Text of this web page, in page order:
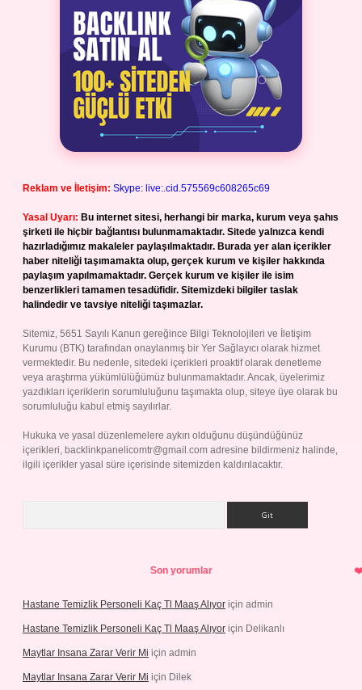
Reklam ve İletişim: Skype: live:.cid.575569c608265c69
Yasal Uyarı: Bu internet sitesi, herhangi bir marka, kurum veya şahıs
şirketi ile hiçbir bağlantısı bulunmamaktadır. Sitede yalnızca kendi
hazırladığımız makaleler paylaşılmaktadır. Burada yer alan içerikler
haber niteliği taşımamakta olup, gerçek kurum ve kişiler hakkında
paylaşım yapılmamaktadır. Gerçek kurum ve kişiler ile isim
benzerlikleri tamamen tesadüfidir. Sitemizdeki bilgiler taslak
halindedir ve tavsiye niteliği taşımazlar.
Sitemiz, 5651 Sayılı Kanun gereğince Bilgi Teknolojileri ve İletişim
Kurumu (BTK) tarafından onaylanmış bir Yer Sağlayıcı olarak hizmet
vermektedir. Bu nedenle, sitedeki içerikleri proaktif olarak denetleme
veya araştırma yükümlülüğümüz bulunmamaktadır. Ancak, üyelerimiz
yazdıkları içeriklerin sorumluluğunu taşımakta olup, siteye üye olarak bu
sorumluluğu kabul etmiş sayılırlar.
Hukuka ve yasal düzenlemelere aykırı olduğunu düşündüğünüz
içerikleri, backlinkpanelicomtr@gmail.com adresine bildirmeniz halinde,
ilgili içerikler yasal süre içerisinde sitemizden kaldırılacaktır.
Son yorumlar
Hastane Temizlik Personeli Kaç Tl Maaş Alıyor için admin
Hastane Temizlik Personeli Kaç Tl Maaş Alıyor için Delikanlı
Maytlar Insana Zarar Verir Mi için admin
Maytlar Insana Zarar Verir Mi için Dilek